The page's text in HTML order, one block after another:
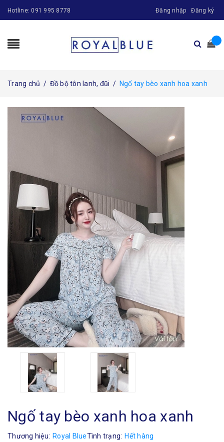
Hotline: 091 995 8778 Đăng nhập Đăng ký
Trang chủ / Đồ bộ tôn lanh, đũi / Ngố tay bèo xanh hoa xanh
Ngố tay bèo xanh hoa xanh
Thương hiệu: Royal BlueTình trạng: Hết hàng